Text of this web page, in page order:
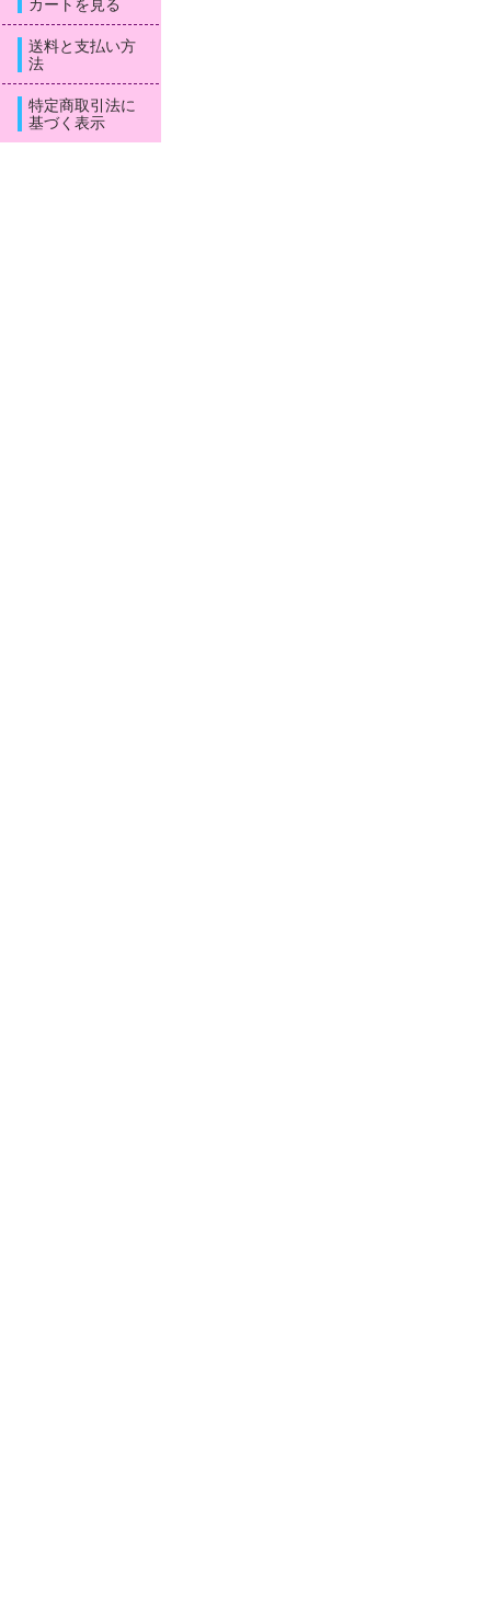
カートを見る
送料と支払い方
法
特定商取引法に
基づく表示